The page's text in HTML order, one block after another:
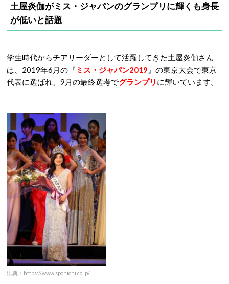
土屋炎伽がミス・ジャパンのグランプリに輝くも身長
が低いと話題
学生時代からチアリーダーとして活躍してきた土屋炎伽さん
は、2019年6月の『 ミス・ジャパン2019 』の東京大会で東京
代表に選ばれ、9月の最終選考でグランプリ に輝いています。
出典：https://www.sponichi.co.jp/